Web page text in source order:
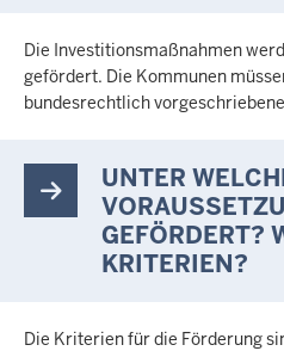
Die Investitionsmaßnahmen
gefördert. Die Kommunen
bundesrechtlich
UNTER
GEFÖRDERT?
KRITERIEN?
Die Kriterien für die Förderung